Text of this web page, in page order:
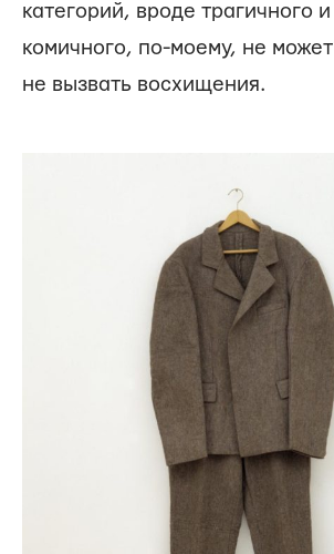
категорий, вроде трагичного и
комичного, по-моему, не может
не вызвать восхищения.